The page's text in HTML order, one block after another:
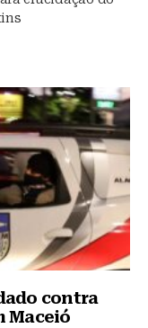
contra
Maceió